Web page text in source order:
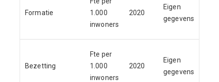
Formatie
1.000
inwoners
2020
Eigen
gegevens
Bezetting
Fte per
1.000
inwoners
2020
Eigen
gegevens